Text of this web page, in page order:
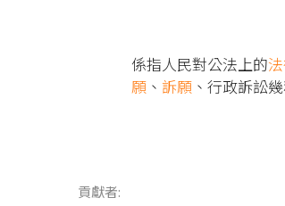
係指人民對公法上的
願 、 訴願 、行政訴訟
貢獻者: